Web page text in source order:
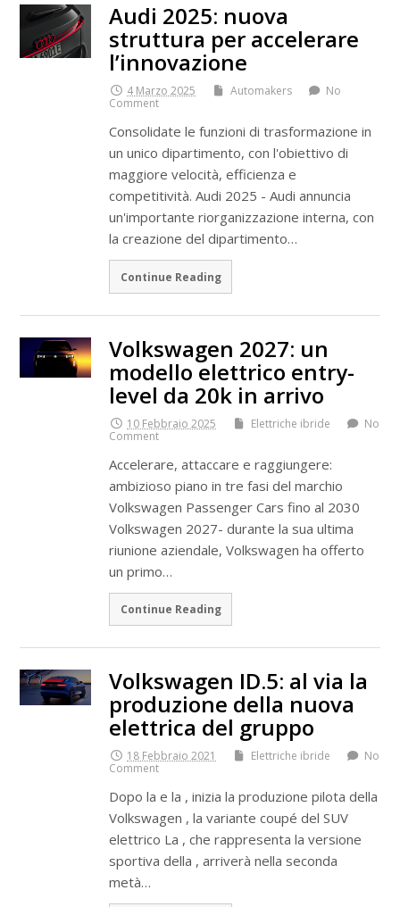
Audi 2025: nuova
struttura per accelerare
l’innovazione
4 Marzo 2025 Automakers
No
Comment
Consolidate le funzioni di trasformazione in
un unico dipartimento, con l'obiettivo di
maggiore velocità, efficienza e
competitività. Audi 2025 - Audi annuncia
un'importante riorganizzazione interna, con
la creazione del dipartimento…
Continue Reading
Volkswagen 2027: un
modello elettrico entry-
level da 20k in arrivo
10 Febbraio 2025 Elettriche ibride
No
Comment
Accelerare, attaccare e raggiungere:
ambizioso piano in tre fasi del marchio
Volkswagen Passenger Cars fino al 2030
Volkswagen 2027- durante la sua ultima
riunione aziendale, Volkswagen ha offerto
un primo…
Continue Reading
Volkswagen ID.5: al via la
produzione della nuova
elettrica del gruppo
18 Febbraio 2021 Elettriche ibride
No
Comment
Dopo la e la , inizia la produzione pilota della
Volkswagen , la variante coupé del SUV
elettrico La , che rappresenta la versione
sportiva della , arriverà nella seconda
metà…